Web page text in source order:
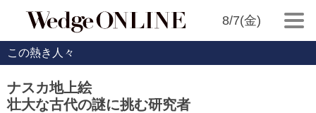
8/7(金)
この熱き人々
ナスカ地上絵
壮大な古代の謎に挑む研究者